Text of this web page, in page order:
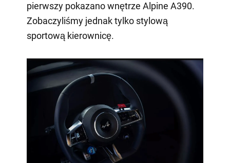
pierwszy pokazano wnętrze Alpine A390.
Zobaczyliśmy jednak tylko stylową
sportową kierownicę.